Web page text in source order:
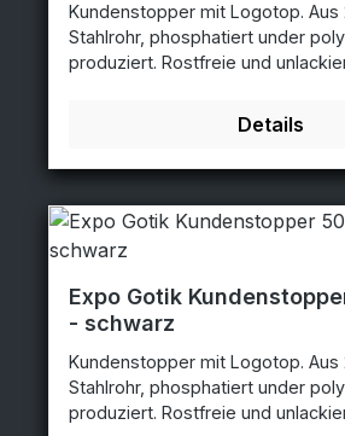
Kundenstopper mit Logotop. Aus
Stahlrohr, phosphatiert under
produziert. Rostfreie und
Magnet. Poster Größe:
58x122cmLogo Größe: 50x28cm
Details
Expo Gotik
- schwarz
Kundenstopper mit Logotop. Aus
Stahlrohr, phosphatiert under
produziert. Rostfreie und